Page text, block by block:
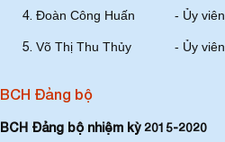
Đoàn Công Huấn - Ủy viên
Võ Thị Thu Thủy - Ủy viên
BCH Đảng bộ
BCH Đảng bộ nhiệm kỳ 2015-2020